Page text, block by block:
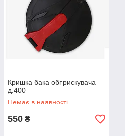
Кришка бака обприскувача
д.400
Немає в наявності
550 ₴